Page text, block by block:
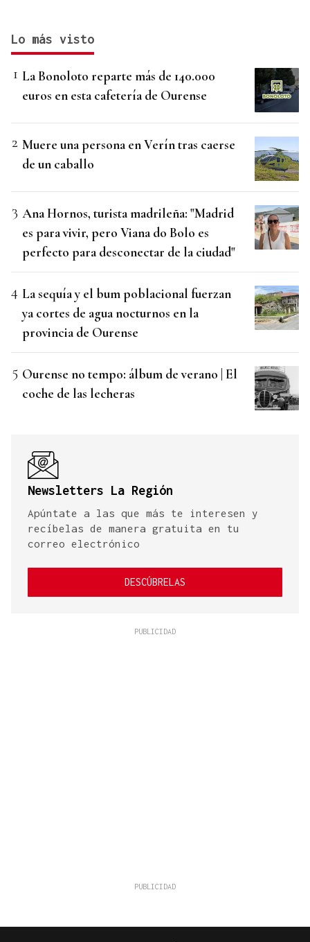
Lo más visto
La Bonoloto reparte más de 140.000
euros en esta cafetería de Ourense
Muere una persona en Verín tras caerse
de un caballo
Ana Hornos, turista madrileña: "Madrid
es para vivir, pero Viana do Bolo es
perfecto para desconectar de la ciudad"
La sequía y el bum poblacional fuerzan
ya cortes de agua nocturnos en la
provincia de Ourense
Ourense no tempo: álbum de verano | El
coche de las lecheras
Newsletters La Región
Apúntate a las que más te interesen y
recíbelas de manera gratuita en tu
correo electrónico
DESCÚBRELAS